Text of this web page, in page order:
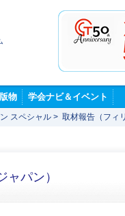
物 学会ナビ＆イベント
スペシャル > 取材報告（フィ
パン）